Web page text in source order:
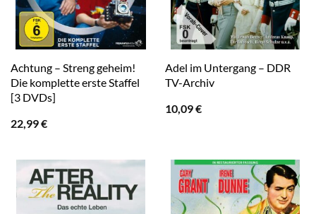
Achtung – Streng geheim!
Die komplette erste Staffel
[3 DVDs]
22,99€
Adel im Untergang – DDR
TV-Archiv
10,09€